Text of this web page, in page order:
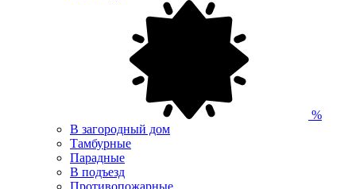
%
В загородный дом
Тамбурные
Парадные
В подъезд
Противопожарные